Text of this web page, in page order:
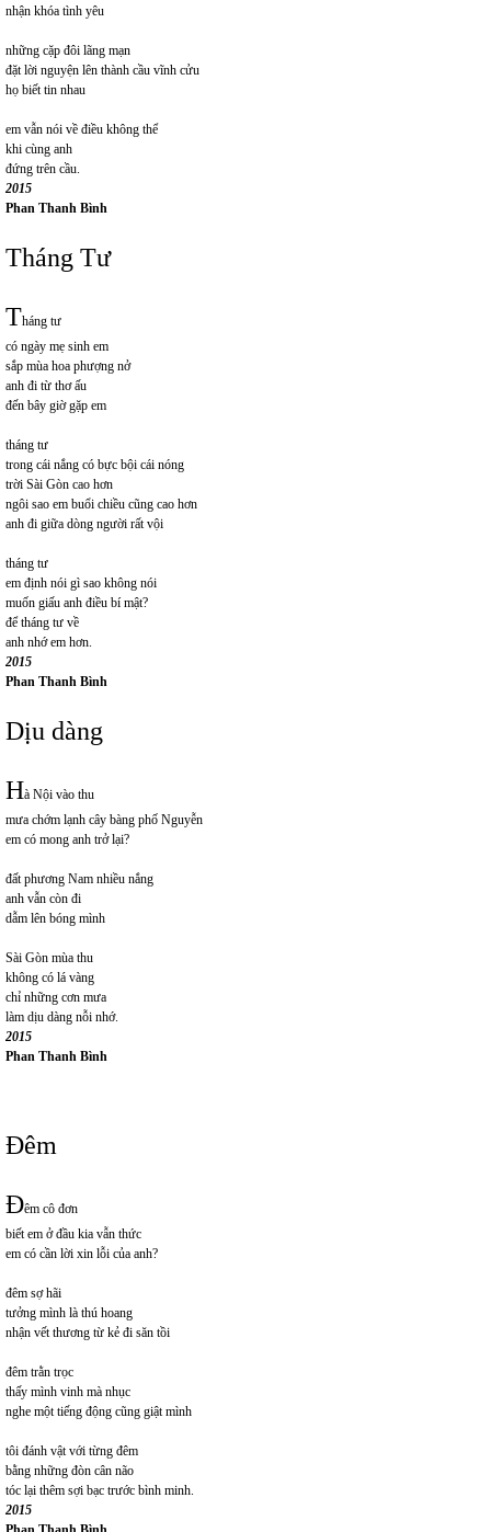
nhận khóa tình yêu
những cặp đôi lãng mạn
đặt lời nguyện lên thành cầu vĩnh cửu
họ biết tin nhau
em vẫn nói về điều không thể
khi cùng anh
đứng trên cầu.
2015
Phan Thanh Bình
Tháng Tư
Tháng tư
có ngày mẹ sinh em
sắp mùa hoa phượng nở
anh đi từ thơ ấu
đến bây giờ gặp em
tháng tư
trong cái nắng có bực bội cái nóng
trời Sài Gòn cao hơn
ngôi sao em buổi chiều cũng cao hơn
anh đi giữa dòng người rất vội
tháng tư
em định nói gì sao không nói
muốn giấu anh điều bí mật?
để tháng tư về
anh nhớ em hơn.
2015
Phan Thanh Bình
Dịu dàng
Hà Nội vào thu
mưa chớm lạnh cây bàng phố Nguyễn
em có mong anh trở lại?
đất phương Nam nhiều nắng
anh vẫn còn đi
dẫm lên bóng mình
Sài Gòn mùa thu
không có lá vàng
chỉ những cơn mưa
làm dịu dàng nỗi nhớ.
2015
Phan Thanh Bình
Đêm
Đêm cô đơn
biết em ở đầu kia vẫn thức
em có cần lời xin lỗi của anh?
đêm sợ hãi
tưởng mình là thú hoang
nhận vết thương từ kẻ đi săn tồi
đêm trằn trọc
thấy mình vinh mà nhục
nghe một tiếng động cũng giật mình
tôi đánh vật với từng đêm
bằng những đòn cân não
tóc lại thêm sợi bạc trước bình minh.
2015